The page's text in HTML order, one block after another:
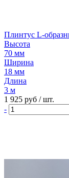
Плинтус L-
Высота
70 мм
Ширина
18 мм
Длина
3 м
1 925 руб / шт.
-